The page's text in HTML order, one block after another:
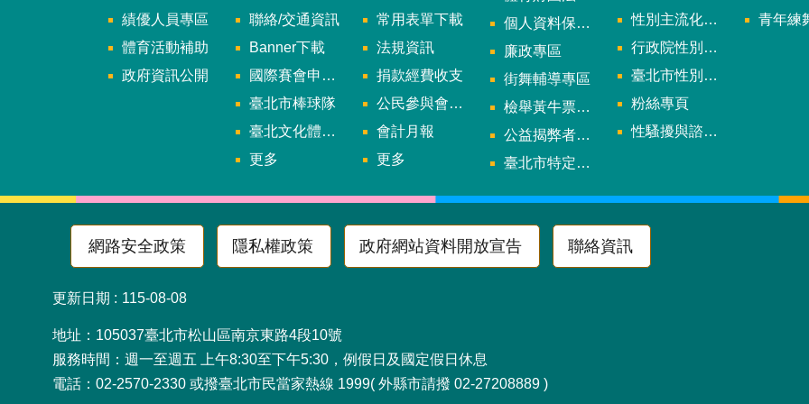
績優人員專區
體育活動補助
政府資訊公開
聯絡/交通資訊
Banner下載
國際賽會申辦暨籌辦小組
臺北市棒球隊
臺北文化體育園區
更多
常用表單下載
法規資訊
捐款經費收支
公民參與會議資訊
會計月報
更多
個人資料保護專區
廉政專區
街舞輔導專區
檢舉黃牛票專區
公益揭弊者保護法專區
臺北市特定族群體適能指導證照參考名單申請認可計畫
性別主流化年度成果報告
行政院性別平等會
臺北市性別平等辦公室
粉絲專頁
性騷擾與諮詢專區
青年練舞據
網路安全政策 隱私權政策 政府網站資料開放宣告 聯絡資訊
更新日期 115-08-08
地址：105037臺北市松山區南京東路4段10號
服務時間：週一至週五 上午8:30至下午5:30，例假日及國定假日休息
電話：02-2570-2330 或撥臺北市民當家熱線 1999( 外縣市請撥 02-27208889 )